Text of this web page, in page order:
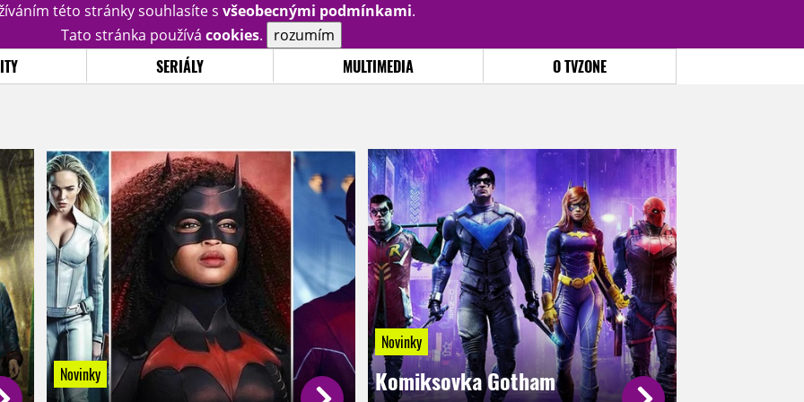
této stránky souhlasíte s všeobecnými podmínkami.
Tato stránka používá cookies. rozumím
SERIÁLY MULTIMEDIA O TVZONE
Novinky
Novinky
Komiksovka Gotham